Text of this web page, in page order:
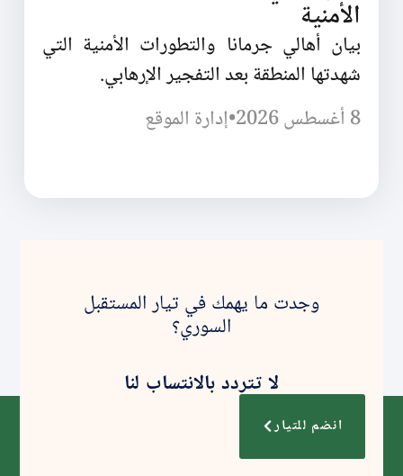
الأمنية
بيان أهالي جرمانا والتطورات الأمنية التي
شهدتها المنطقة بعد التفجير الإرهابي.
8 أغسطس 2026
•إدارة الموقع
وجدت ما يهمك في تيار المستقبل
السوري؟
لا تتردد بالانتساب لنا
انضم للتيار